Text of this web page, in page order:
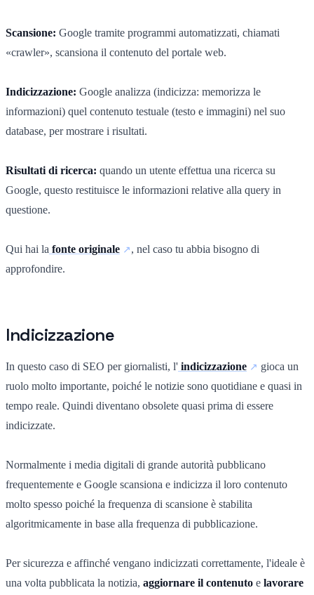
Scansione: Google tramite programmi automatizzati, chiamati
«crawler», scansiona il contenuto del portale web.
Indicizzazione: Google analizza (indicizza: memorizza le
informazioni) quel contenuto testuale (testo e immagini) nel suo
database, per mostrare i risultati.
Risultati di ricerca: quando un utente effettua una ricerca su
Google, questo restituisce le informazioni relative alla query in
questione.
Qui hai la fonte originale
, nel caso tu abbia bisogno di
approfondire.
Indicizzazione
In questo caso di SEO per giornalisti, l' indicizzazione
gioca un
ruolo molto importante, poiché le notizie sono quotidiane e quasi in
tempo reale. Quindi diventano obsolete quasi prima di essere
indicizzate.
Normalmente i media digitali di grande autorità pubblicano
frequentemente e Google scansiona e indicizza il loro contenuto
molto spesso poiché la frequenza di scansione è stabilita
algoritmicamente in base alla frequenza di pubblicazione.
Per sicurezza e affinché vengano indicizzati correttamente, l'ideale è
una volta pubblicata la notizia, aggiornare il contenuto e lavorare